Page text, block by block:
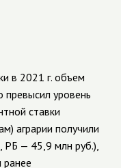
в 2021 г. объем
превысил уровень
ставки
аграрии получили
РБ — 45,9 млн руб.),